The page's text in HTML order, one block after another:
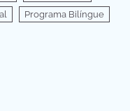
Programa Bilíngue